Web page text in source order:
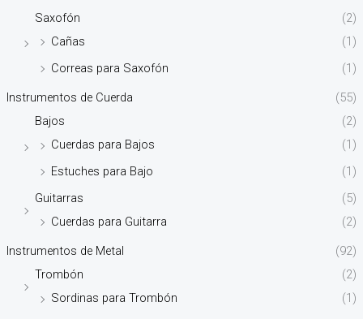
Saxofón
(2)
Cañas
(1)
Correas para Saxofón
(1)
Instrumentos de Cuerda
(55)
Bajos
(2)
Cuerdas para Bajos
(1)
Estuches para Bajo
(1)
Guitarras
(5)
Cuerdas para Guitarra
(2)
Instrumentos de Metal
(92)
Trombón
(2)
Sordinas para Trombón
(1)